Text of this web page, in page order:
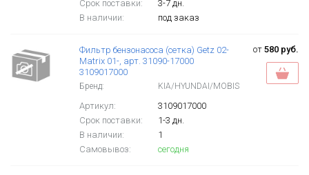
Срок поставки:
3-7 дн.
В наличии:
под заказ
Фильтр бензонасоса (сетка) Getz 02-
Matrix 01-, арт. 31090-17000
3109017000
Бренд: KIA/HYUNDAI/MOBIS
Артикул:
3109017000
Срок поставки:
1-3 дн.
В наличии:
1
Самовывоз:
сегодня
от 580 руб.